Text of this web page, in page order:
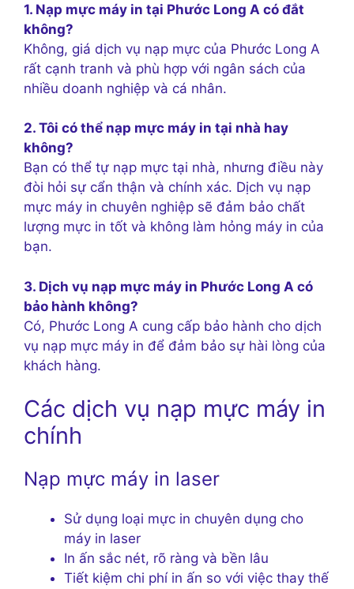
1. Nạp mực máy in tại Phước Long A có đắt
không?
Không, giá dịch vụ nạp mực của Phước Long A
rất cạnh tranh và phù hợp với ngân sách của
nhiều doanh nghiệp và cá nhân.
2. Tôi có thể nạp mực máy in tại nhà hay
không?
Bạn có thể tự nạp mực tại nhà, nhưng điều này
đòi hỏi sự cẩn thận và chính xác. Dịch vụ nạp
mực máy in chuyên nghiệp sẽ đảm bảo chất
lượng mực in tốt và không làm hỏng máy in của
bạn.
3. Dịch vụ nạp mực máy in Phước Long A có
bảo hành không?
Có, Phước Long A cung cấp bảo hành cho dịch
vụ nạp mực máy in để đảm bảo sự hài lòng của
khách hàng.
Các dịch vụ nạp mực máy in
chính
Nạp mực máy in laser
Sử dụng loại mực in chuyên dụng cho
máy in laser
In ấn sắc nét, rõ ràng và bền lâu
Tiết kiệm chi phí in ấn so với việc thay thế